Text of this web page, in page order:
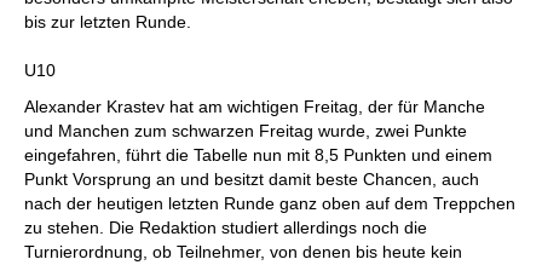
bis zur letzten Runde.
U10
Alexander Krastev hat am wichtigen Freitag, der für Manche
und Manchen zum schwarzen Freitag wurde, zwei Punkte
eingefahren, führt die Tabelle nun mit 8,5 Punkten und einem
Punkt Vorsprung an und besitzt damit beste Chancen, auch
nach der heutigen letzten Runde ganz oben auf dem Treppchen
zu stehen. Die Redaktion studiert allerdings noch die
Turnierordnung, ob Teilnehmer, von denen bis heute kein